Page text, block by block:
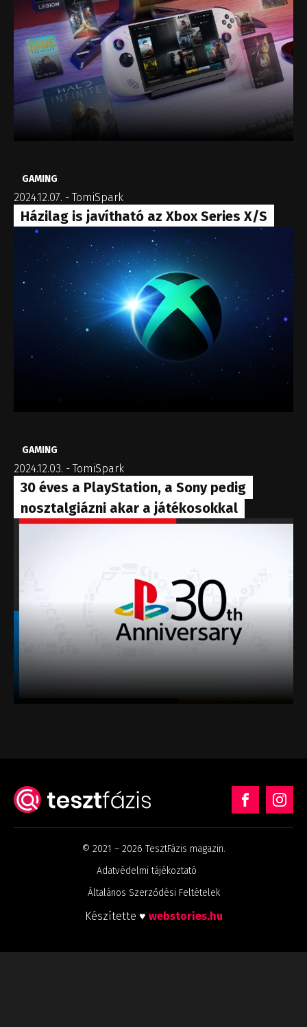
GAMING
2024.12.07. -TomiSpark
Házilag is javítható az Xbox Series X/S
GAMING
2024.12.03. -TomiSpark
30 éves a PlayStation, a Sony pedig
nosztalgiázni akar a játékosokkal
© 2021 – 2026 TesztFázis magazin.
Adatvédelmi tájékoztató
Általános Szerződési Feltételek
Készítette ♥ webstories.hu